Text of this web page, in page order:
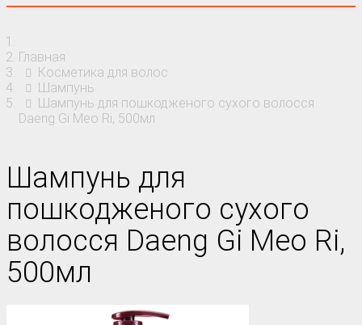
Главная
Косметика для волос
Шампунь
Шампунь для пошкодженого сухого волосся
Daeng Gi Meo Ri, 500мл
Шампунь для
пошкодженого сухого
волосся Daeng Gi Meo Ri,
500мл